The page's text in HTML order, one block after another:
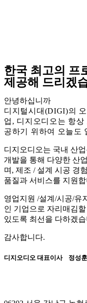
한국 최고의 프
제공해 드리겠
안녕하십니까
디지털시대(DIGI)의
업, 디지오디오는 항상
공하기 위하여 오늘도
디지오디오는 국내 산
개발을 통해 다양한 산
며, 제조 / 설계 시공 경
품질과 서비스를 지원
영업지원 /설계/시공/유
인 기업으로 자리매김할
있도록 최선을 다하겠
감사합니다.
디지오디오 대표이사 정성훈